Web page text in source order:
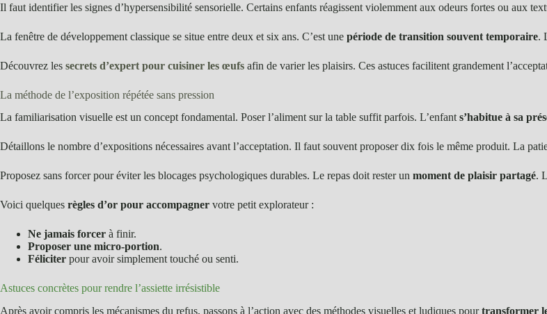
Il faut identifier les signes d’hypersensibilité sensorielle. Certains enfants réagissent violemment aux odeurs fortes ou aux
La fenêtre de développement classique se situe entre deux et six ans. C’est une période de transition souvent temporaire.
Découvrez les secrets d’expert pour cuisiner les œufs afin de varier les plaisirs. Ces astuces facilitent grandement
La méthode de l’exposition répétée sans pression
La familiarisation visuelle est un concept fondamental. Poser l’aliment sur la table suffit parfois. L’enfant s’habitue à sa
Détaillons le nombre d’expositions nécessaires avant l’acceptation. Il faut souvent proposer dix fois le même produit. La
Proposez sans forcer pour éviter les blocages psychologiques durables. Le repas doit rester un moment de plaisir partagé.
Voici quelques règles d’or pour accompagner votre petit explorateur :
Ne jamais forcer à finir.
Proposer une micro-portion.
Féliciter pour avoir simplement touché ou senti.
Astuces concrètes pour rendre l’assiette irrésistible
Après avoir compris les mécanismes du refus, passons à l’action avec des méthodes visuelles et ludiques pourtransformer